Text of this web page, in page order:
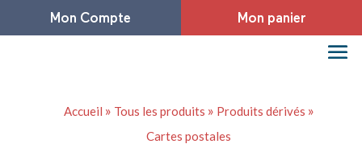
Mon Compte Mon panier
Accueil » Tous les produits » Produits dérivés »
Cartes postales